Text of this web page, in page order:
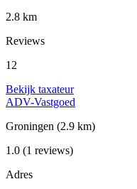
2.8 km
Reviews
12
Bekijk taxateur
ADV-Vastgoed
Groningen (2.9 km)
1.0 (1 reviews)
Adres